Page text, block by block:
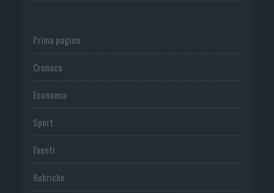
Prima pagina
Cronaca
Economia
Sport
Eventi
Rubriche